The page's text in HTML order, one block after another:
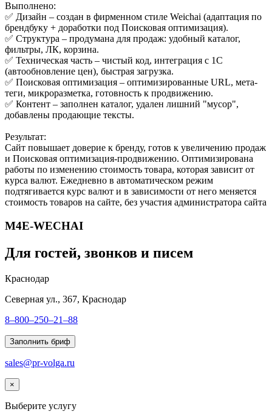
Выполнено:
✅ Дизайн – создан в фирменном стиле Weichai (адаптация по
брендбуку + доработки под Поисковая оптимизация).
✅ Структура – продумана для продаж: удобный каталог,
фильтры, ЛК, корзина.
✅ Техническая часть – чистый код, интеграция с 1С
(автообновление цен), быстрая загрузка.
✅ Поисковая оптимизация – оптимизированные URL, мета-
теги, микроразметка, готовность к продвижению.
✅ Контент – заполнен каталог, удален лишний "мусор",
добавлены продающие тексты.
Результат:
Сайт повышает доверие к бренду, готов к увеличению продаж
и Поисковая оптимизация-продвижению. Оптимизирована
работы по изменению стоимость товара, которая зависит от
курса валют. Ежедневно в автоматическом режим
подтягивается курс валют и в зависимости от него меняется
стоимость товаров на сайте, без участия администратора сайта
M4E-WECHAI
Для гостей, звонков и писем
Краснодар
Северная ул., 367, Краснодар
8–800–250–21–88
Заполнить бриф
sales@pr-volga.ru
×
Выберите услугу